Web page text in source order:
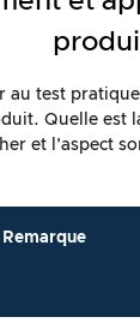
au test
Quelle est
et l’aspect
Remarque